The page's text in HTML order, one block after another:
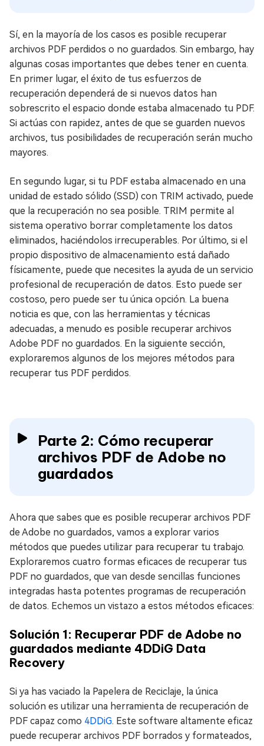
Sí, en la mayoría de los casos es posible recuperar
archivos PDF perdidos o no guardados. Sin embargo, hay
algunas cosas importantes que debes tener en cuenta.
En primer lugar, el éxito de tus esfuerzos de
recuperación dependerá de si nuevos datos han
sobrescrito el espacio donde estaba almacenado tu PDF.
Si actúas con rapidez, antes de que se guarden nuevos
archivos, tus posibilidades de recuperación serán mucho
mayores.
En segundo lugar, si tu PDF estaba almacenado en una
unidad de estado sólido (SSD) con TRIM activado, puede
que la recuperación no sea posible. TRIM permite al
sistema operativo borrar completamente los datos
eliminados, haciéndolos irrecuperables. Por último, si el
propio dispositivo de almacenamiento está dañado
físicamente, puede que necesites la ayuda de un servicio
profesional de recuperación de datos. Esto puede ser
costoso, pero puede ser tu única opción. La buena
noticia es que, con las herramientas y técnicas
adecuadas, a menudo es posible recuperar archivos
Adobe PDF no guardados. En la siguiente sección,
exploraremos algunos de los mejores métodos para
recuperar tus PDF perdidos.
Parte 2: Cómo recuperar
archivos PDF de Adobe no
guardados
Ahora que sabes que es posible recuperar archivos PDF
de Adobe no guardados, vamos a explorar varios
métodos que puedes utilizar para recuperar tu trabajo.
Exploraremos cuatro formas eficaces de recuperar tus
PDF no guardados, que van desde sencillas funciones
integradas hasta potentes programas de recuperación
de datos. Echemos un vistazo a estos métodos eficaces:
Solución 1: Recuperar PDF de Adobe no
guardados mediante 4DDiG Data
Recovery
Si ya has vaciado la Papelera de Reciclaje, la única
solución es utilizar una herramienta de recuperación de
PDF capaz como 4DDiG. Este software altamente eficaz
puede recuperar archivos PDF borrados y formateados,